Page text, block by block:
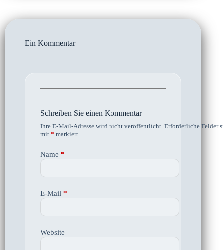
Ein Kommentar
Schreiben Sie einen Kommentar
Ihre E-Mail-Adresse wird nicht veröffentlicht. Erforderliche Felder
mit * markiert
Name *
E-Mail *
Website